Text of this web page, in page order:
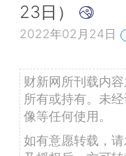
23日）
2022年02月24日
财新网所刊载内
所有或持有。未
像等任何使用。
如有意愿转载，